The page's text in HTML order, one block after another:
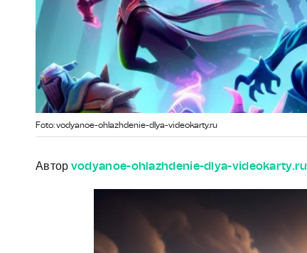
Foto: vodyanoe-ohlazhdenie-dlya-videokarty.ru
Автор vodyanoe-ohlazhdenie-dlya-videokarty.ru